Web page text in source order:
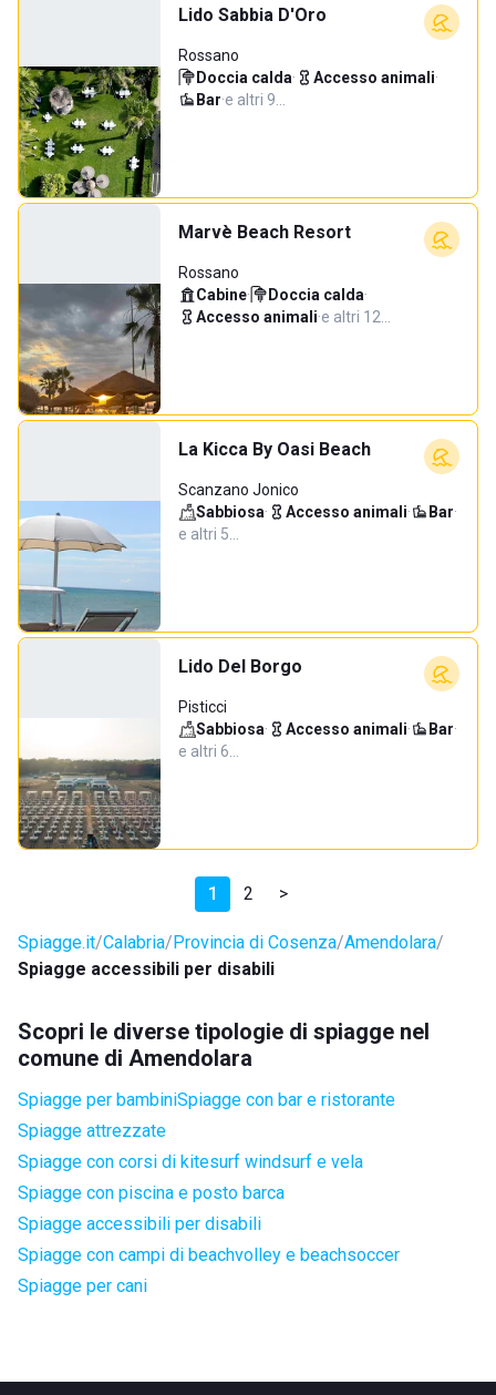
Lido Sabbia D'Oro
Rossano
Doccia calda· Accesso animali·
Bar·e altri 9…
Marvè Beach Resort
Rossano
Cabine· Doccia calda·
Accesso animali·e altri 12…
La Kicca By Oasi Beach
Scanzano Jonico
Sabbiosa· Accesso animali· Bar·
e altri 5…
Lido Del Borgo
Pisticci
Sabbiosa· Accesso animali· Bar·
e altri 6…
1 2 >
Spiagge.it Calabria Provincia di Cosenza Amendolara
Spiagge accessibili per disabili
Scopri le diverse tipologie di spiagge nel
comune di Amendolara
Spiagge per bambiniSpiagge con bar e ristorante
Spiagge attrezzate
Spiagge con corsi di kitesurf windsurf e vela
Spiagge con piscina e posto barca
Spiagge accessibili per disabili
Spiagge con campi di beachvolley e beachsoccer
Spiagge per cani